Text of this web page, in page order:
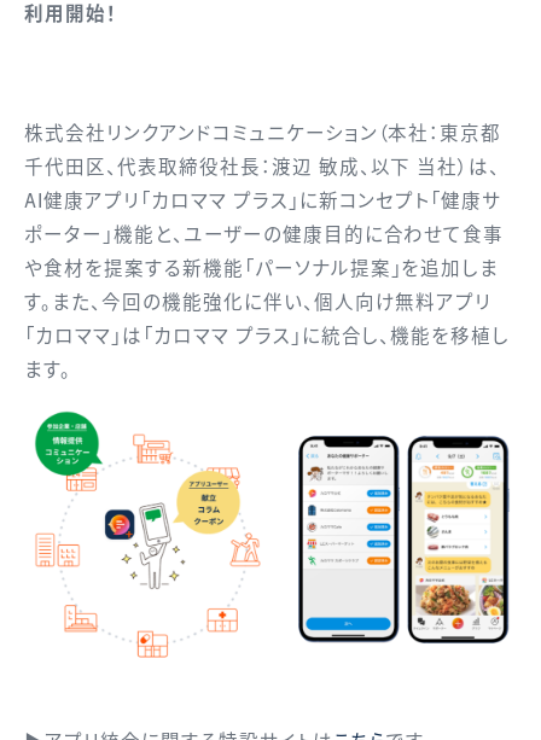
利用開始！
株式会社リンクアンドコミュニケーション（本社：東京都
千代田区、代表取締役社長：渡辺 敏成、以下 当社）は、
AI健康アプリ「カロママ プラス」に新コンセプト「健康サ
ポーター」機能と、ユーザーの健康目的に合わせて食事
や食材を提案する新機能「パーソナル提案」を追加しま
す。また、今回の機能強化に伴い、個人向け無料アプリ
「カロママ」は「カロママ プラス」に統合し、機能を移植し
ます。